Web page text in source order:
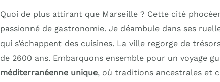
Quoi de plus attirant que Marseille ? Cette cité
passionné de gastronomie. Je déambule dans ses
qui s’échappent des cuisines. La ville regorge de
de 2600 ans. Embarquons ensemble pour un voyage
méditerranéenne unique, où traditions ancestrales et